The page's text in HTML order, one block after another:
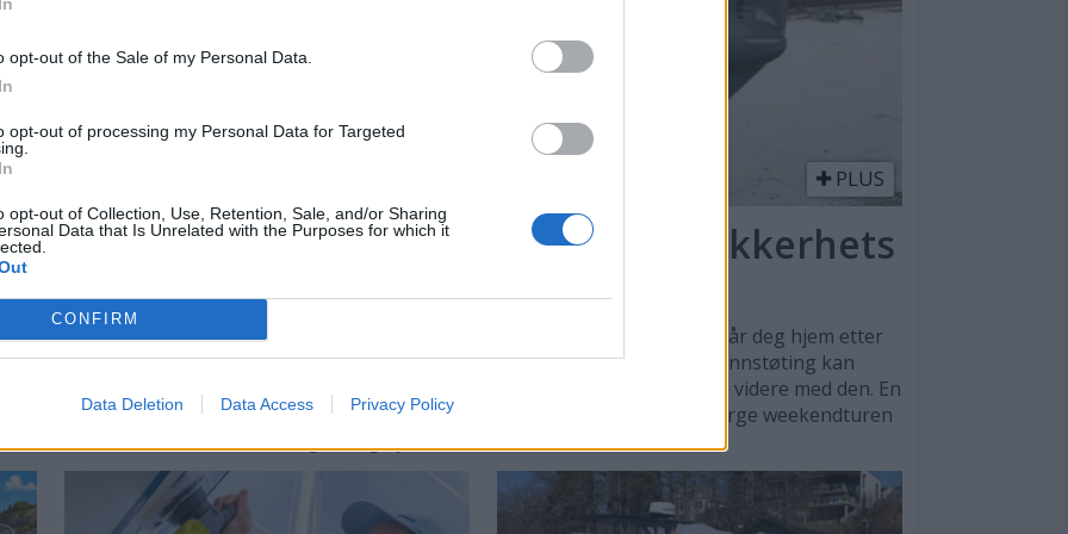
opt-out of the Sale of my Personal Data.
opt-out of processing my Personal Data for Targeted
opt-out of Collection, Use, Retention, Sale, and/or Sharing
Data that Is Unrelated with the Purposes for which it
CONFIRM
Data Deletion Data Access Privacy Policy
bord
for søvnen om
søvnkomforten i
PLUS
En ekstra propell – for sikkerhets
skyld
En billig reservepropell kan være redningen som får deg hjem etter
et ublidt møte med moder jord. Selv en mindre grunnstøting kan
skade propellen såpass mye at man ikke bør kjøre videre med den. En
aluminiumpropell til rundt to tusen kroner kan berge weekendturen